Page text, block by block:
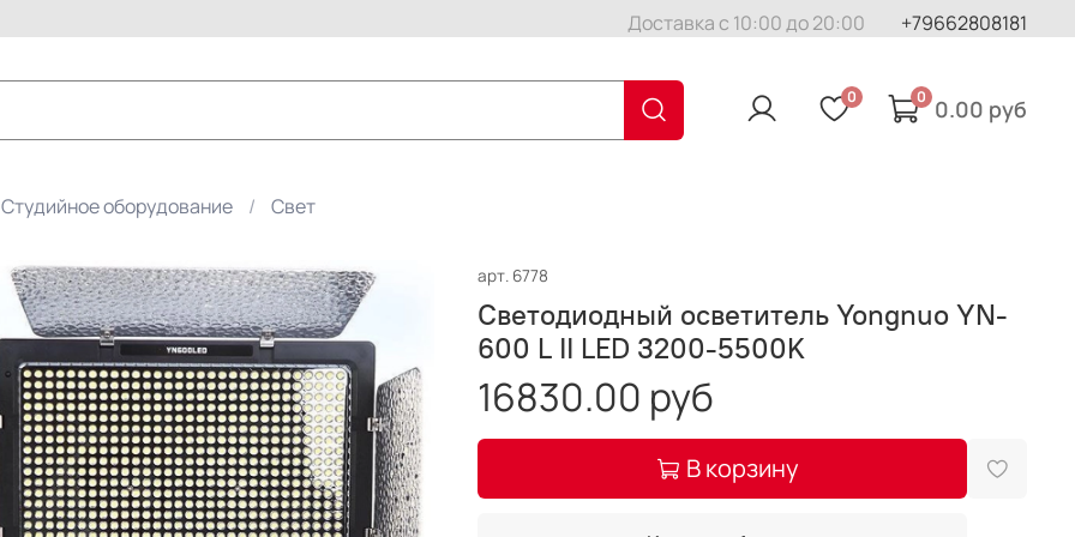
Доставка с 10:00 до 20:00 +79662808181
0 0 0.00 руб
Студийное оборудование Свет
арт. 6778
Светодиодный осветитель Yongnuo YN-
600 L II LED 3200-5500K
16830.00 руб
В корзину